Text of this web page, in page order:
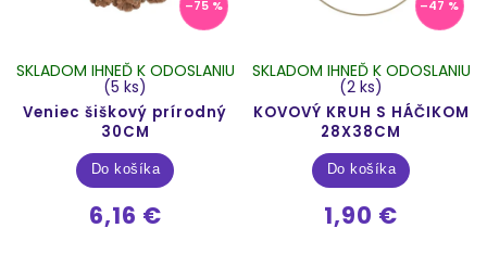
–75 %
Veniec šiškový prírodný
30CM
SKLADOM IHNEĎ K ODOSLANIU
(5 ks)
6,16 €
Do košíka
–47 %
KOVOVÝ KRUH S HÁČIKOM
28X38CM
SKLADOM IHNEĎ K ODOSLANIU
(2 ks)
1,90 €
Do košíka